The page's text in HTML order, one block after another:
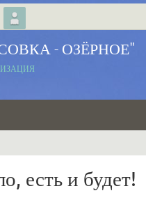
- ОЗЁРНОЕ"
есть и будет!